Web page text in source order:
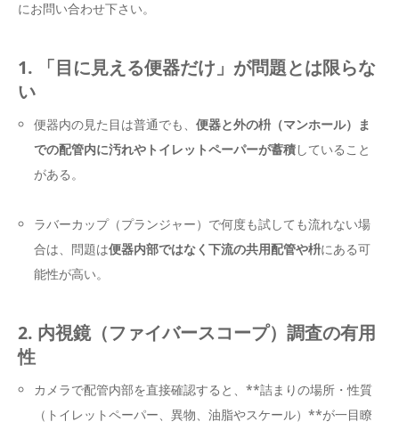
にお問い合わせ下さい。
1. 「目に見える便器だけ」が問題とは限らな
い
便器内の見た目は普通でも、便器と外の枡（マンホール）ま
での配管内に汚れやトイレットペーパーが蓄積していること
がある。
ラバーカップ（プランジャー）で何度も試しても流れない場
合は、問題は便器内部ではなく下流の共用配管や枡にある可
能性が高い。
2. 内視鏡（ファイバースコープ）調査の有用
性
カメラで配管内部を直接確認すると、**詰まりの場所・性質
（トイレットペーパー、異物、油脂やスケール）**が一目瞭